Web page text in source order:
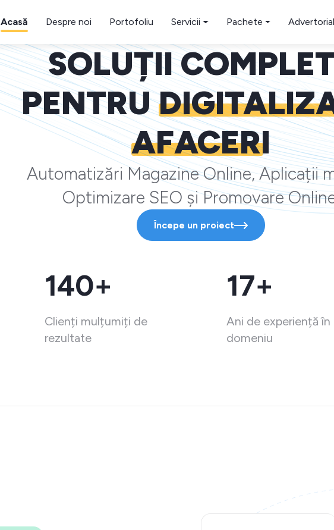
Acasă Despre noi Portofoliu Servicii Pachete
SOLUȚII
PENTRU
AFACERI
Automatizări Magazine Online, Aplicații
Optimizare SEO și Promovare
Începe un proiect
140+
Clienți mulțumiți de
rezultate
17+
Ani de experiență în
domeniu